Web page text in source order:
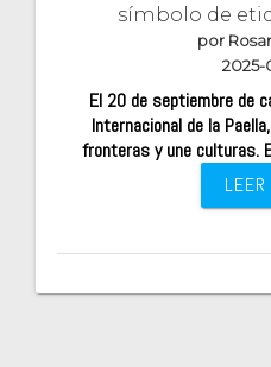
símbolo de
por
2025-
El 20 de septiembre de
Internacional de la
fronteras y une culturas.